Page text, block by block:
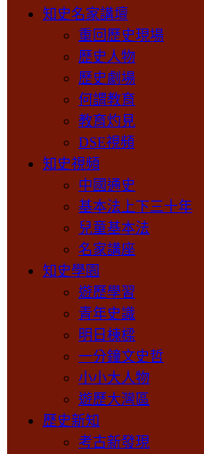
知史名家講壇
重回歷史現場
歷史人物
歷史劇場
何謂教育
教育灼見
DSE視頻
知史視頻
中國通史
基本法上下三十年
兒童基本法
名家講座
知史學園
遊歷學習
青年史識
明日棟樑
一分鐘文史哲
小小大人物
遊歷大灣區
歷史新知
考古新發現